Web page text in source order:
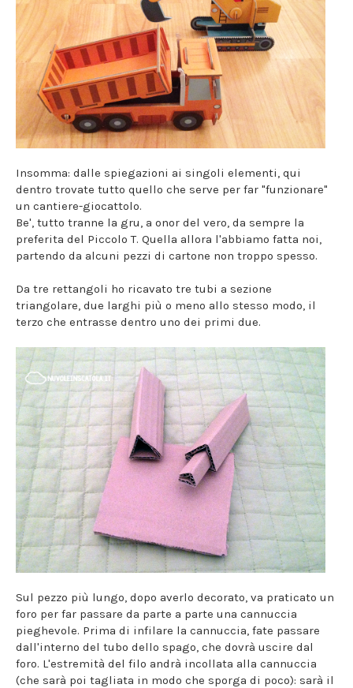
Insomma: dalle spiegazioni ai singoli elementi, qui
dentro trovate tutto quello che serve per far "funzionare"
un cantiere-giocattolo.
Be', tutto tranne la gru, a onor del vero, da sempre la
preferita del Piccolo T. Quella allora l'abbiamo fatta noi,
partendo da alcuni pezzi di cartone non troppo spesso.
Da tre rettangoli ho ricavato tre tubi a sezione
triangolare, due larghi più o meno allo stesso modo, il
terzo che entrasse dentro uno dei primi due.
Sul pezzo più lungo, dopo averlo decorato, va praticato un
foro per far passare da parte a parte una cannuccia
pieghevole. Prima di infilare la cannuccia, fate passare
dall'interno del tubo dello spago, che dovrà uscire dal
foro. L'estremità del filo andrà incollata alla cannuccia
(che sarà poi tagliata in modo che sporga di poco): sarà il